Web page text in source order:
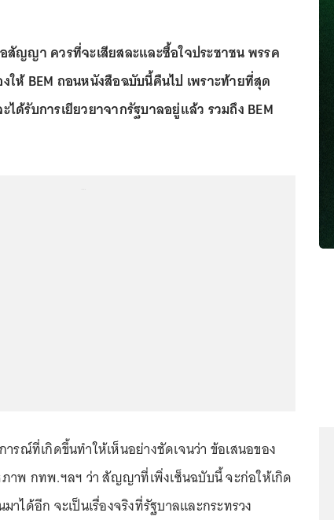
อสัญญา ควรที่จะเสียสละและซื้อใจประชาชน พรรค
ให้ BEM ถอนหนังสือฉบับนี้คืนไป เพราะท้ายที่สุด
ได้รับการเยียวยาจากรัฐบาลอยู่แล้ว รวมถึง BEM
รณ์ที่เกิดขึ้นทำให้เห็นอย่างชัดเจนว่า ข้อเสนอของ
าพ กทพ.ฯลฯ ว่า สัญญาที่เพิ่งเซ็นฉบับนี้ จะก่อให้เกิด
าได้อีก จะเป็นเรื่องจริงที่รัฐบาลและกระทรวง